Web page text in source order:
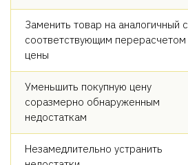
Заменить товар на аналогичный с
соответствующим перерасчетом
цены
Уменьшить покупную цену
соразмерно обнаруженным
недостаткам
Незамедлительно устранить